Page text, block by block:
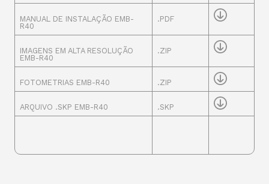
MANUAL DE INSTALAÇÃO EMB-
R40
.PDF
IMAGENS EM ALTA RESOLUÇÃO
EMB-R40
.ZIP
FOTOMETRIAS EMB-R40 .ZIP
ARQUIVO .SKP EMB-R40 .SKP